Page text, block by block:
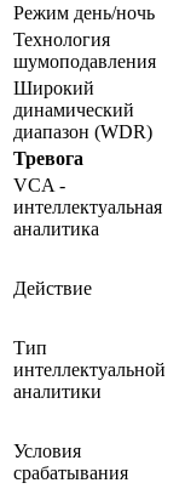
Режим день/ночь
Технология
шумоподавления
Широкий
динамический
диапазон (WDR)
Тревога
VCA -
интеллектуальная
аналитика
Действие
Тип
интеллектуальной
аналитики
Условия
срабатывания